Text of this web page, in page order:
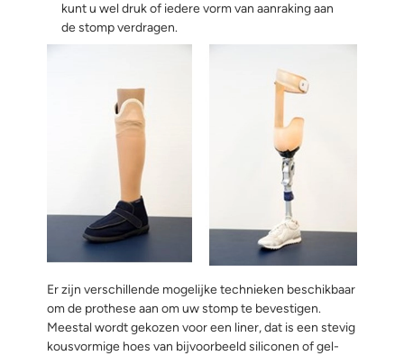
kunt u wel druk of iedere vorm van aanraking aan
de stomp verdragen.
Er zijn verschillende mogelijke technieken beschikbaar
om de prothese aan om uw stomp te bevestigen.
Meestal wordt gekozen voor een liner, dat is een stevig
kousvormige hoes van bijvoorbeeld siliconen of gel-